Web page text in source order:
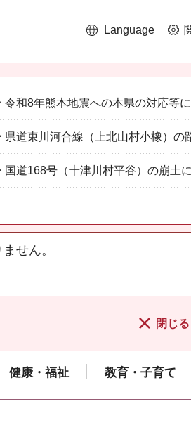
Language
令和8年熊本地震への本県の対応等
県道東川河合線（上北山村小橡）の
国道168号（十津川村平谷）の崩土
せん。
閉じる
健康・福祉 教育・子育て